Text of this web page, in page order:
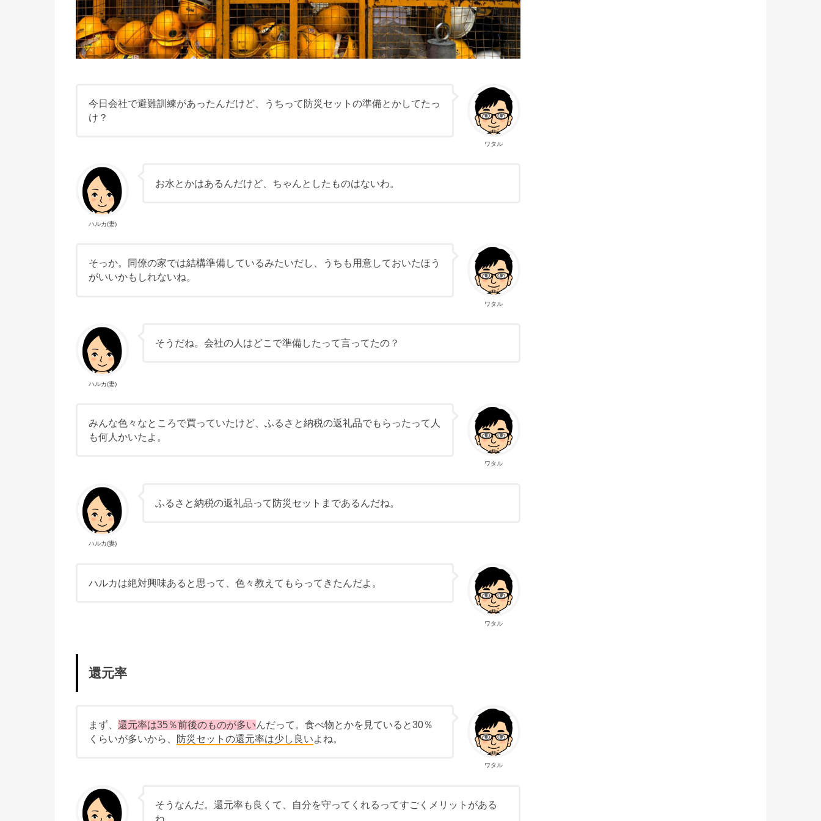
ワタル
今日会社で避難訓練があったんだけど、うちって防災セットの準備とかしてたっ
け？
ハルカ(妻)
お水とかはあるんだけど、ちゃんとしたものはないわ。
ワタル
そっか。同僚の家では結構準備しているみたいだし、うちも用意しておいたほう
がいいかもしれないね。
ハルカ(妻)
そうだね。会社の人はどこで準備したって言ってたの？
ワタル
みんな色々なところで買っていたけど、ふるさと納税の返礼品でもらったって人
も何人かいたよ。
ハルカ(妻)
ふるさと納税の返礼品って防災セットまであるんだね。
ワタル
ハルカは絶対興味あると思って、色々教えてもらってきたんだよ。
還元率
ワタル
まず、還元率は35％前後のものが多いんだって。食べ物とかを見ていると30％
くらいが多いから、
防災セットの還元率は少し良いよね。
そうなんだ。還元率も良くて、自分を守ってくれるってすごくメリットがある
ね。